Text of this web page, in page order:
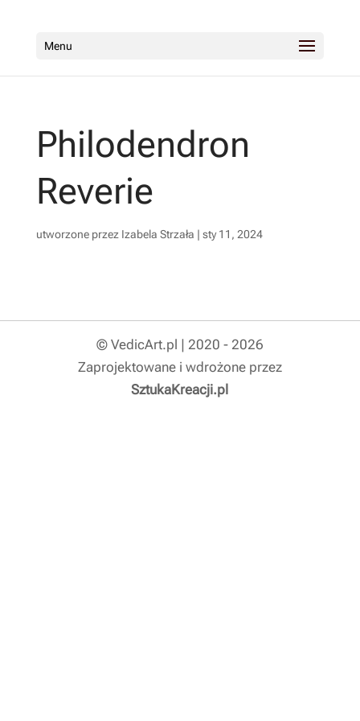
Menu
Philodendron
Reverie
utworzone przez Izabela Strzała | sty 11, 2024
© VedicArt.pl | 2020 - 2026
Zaprojektowane i wdrożone przez
SztukaKreacji.pl